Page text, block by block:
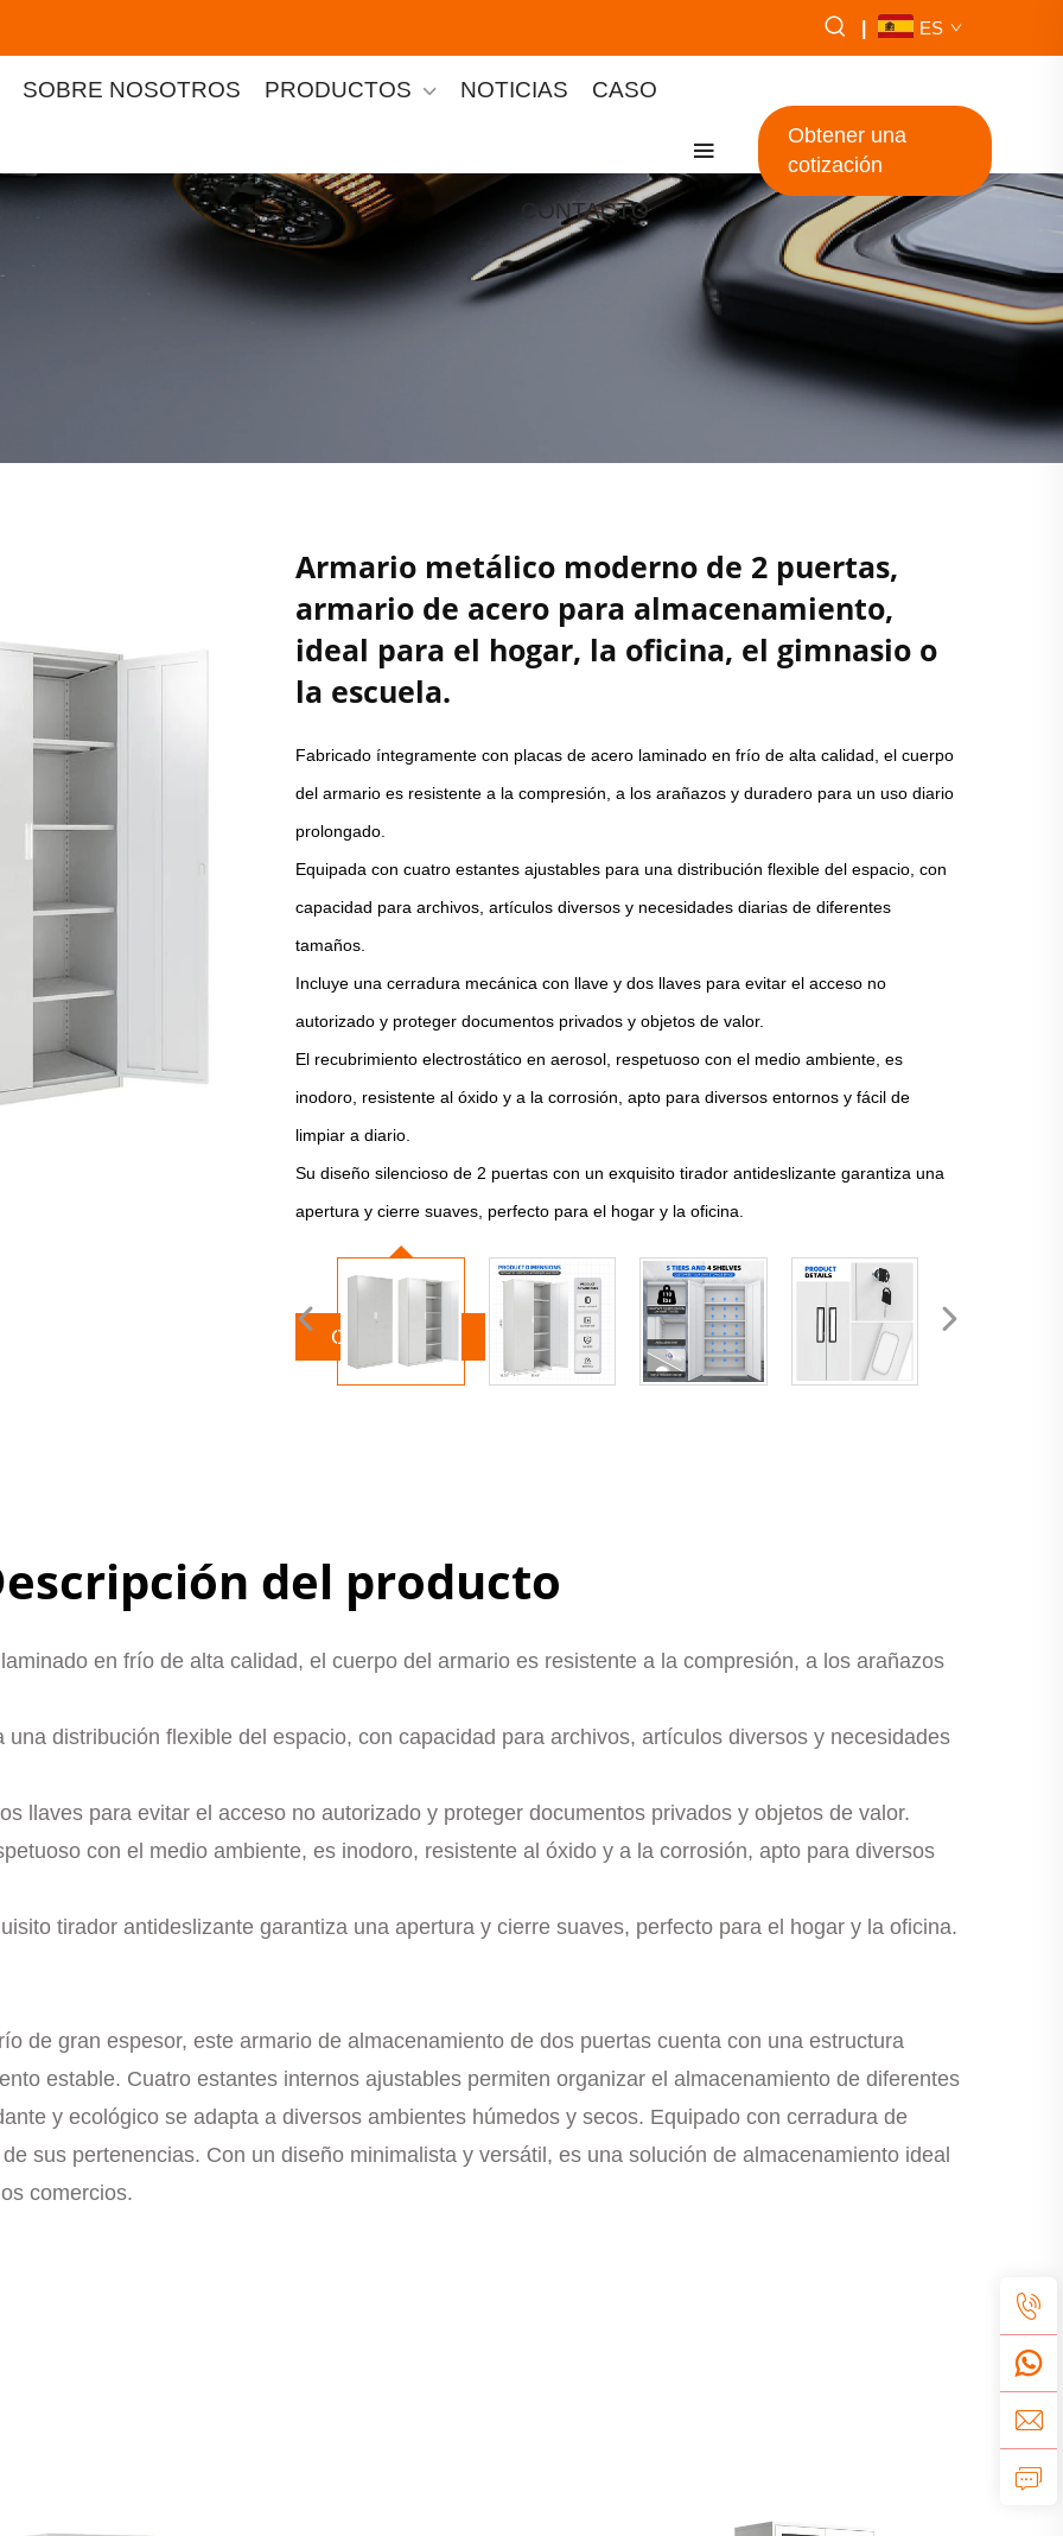
ES
SOBRE NOSOTROS PRODUCTOS NOTICIAS CASO
CONTACTO
Obtener una
cotización
Armario metálico moderno de 2 puertas,
armario de acero para almacenamiento,
ideal para el hogar, la oficina, el gimnasio o
la escuela.
Fabricado íntegramente con placas de acero laminado en frío de alta calidad, el cuerpo
del armario es resistente a la compresión, a los arañazos y duradero para un uso diario
prolongado.
Equipada con cuatro estantes ajustables para una distribución flexible del espacio, con
capacidad para archivos, artículos diversos y necesidades diarias de diferentes
tamaños.
Incluye una cerradura mecánica con llave y dos llaves para evitar el acceso no
autorizado y proteger documentos privados y objetos de valor.
El recubrimiento electrostático en aerosol, respetuoso con el medio ambiente, es
inodoro, resistente al óxido y a la corrosión, apto para diversos entornos y fácil de
limpiar a diario.
Su diseño silencioso de 2 puertas con un exquisito tirador antideslizante garantiza una
apertura y cierre suaves, perfecto para el hogar y la oficina.
Obtener una
cotización
del producto
en frío de alta calidad, el cuerpo del armario es resistente a la compresión, a los arañazos
distribución flexible del espacio, con capacidad para archivos, artículos diversos y necesidades
llaves para evitar el acceso no autorizado y proteger documentos privados y objetos de valor.
con el medio ambiente, es inodoro, resistente al óxido y a la corrosión, apto para diversos
tirador antideslizante garantiza una apertura y cierre suaves, perfecto para el hogar y la oficina.
de gran espesor, este armario de almacenamiento de dos puertas cuenta con una estructura
estable. Cuatro estantes internos ajustables permiten organizar el almacenamiento de diferentes
y ecológico se adapta a diversos ambientes húmedos y secos. Equipado con cerradura de
sus pertenencias. Con un diseño minimalista y versátil, es una solución de almacenamiento ideal
comercios.